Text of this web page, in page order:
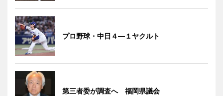
プロ野球・中日４―１ヤクルト
第三者委が調査へ 福岡県議会